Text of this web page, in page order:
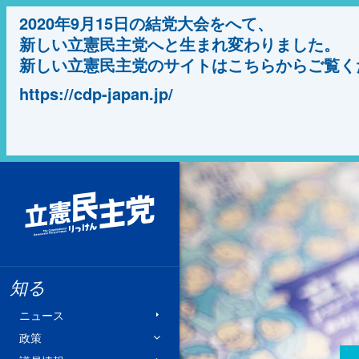
2020年9月15日の結党大会をへて、
新しい立憲民主党へと生まれ変わりました。
新しい立憲民主党のサイトはこちらからご覧
https://cdp-japan.jp/
立憲民主党
知る
ニュース
政策